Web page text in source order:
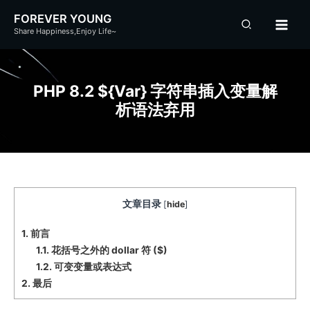
FOREVER YOUNG
Share Happiness,Enjoy Life~
PHP 8.2 ${var} 字符串插入变量解
析语法弃用
文章目录 [hide]
1. 前言
1.1. 花括号之外的 dollar 符 ($)
1.2. 可变变量或表达式
2. 最后